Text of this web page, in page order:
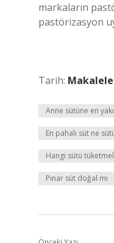
markaların
pastörizasyon
Tarih:
Anne sütüne en
En pahalı süt ne
Hangi sütü
Pınar süt doğal mı